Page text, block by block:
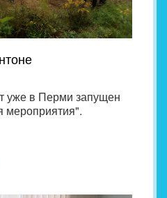
уже в Перми запущен
мероприятия".